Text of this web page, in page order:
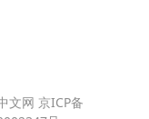
文网 京ICP备